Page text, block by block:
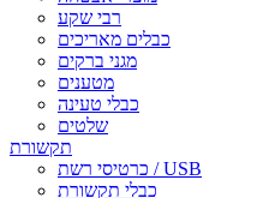
רבי שקע
כבלים מאריכים
מגני ברקים
מטענים
כבלי טעינה
שלטים
תקשורת
כרטיסי רשת / USB
כבלי תקשורת